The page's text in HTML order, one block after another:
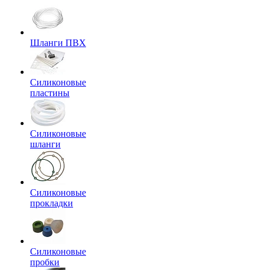
Шланги ПВХ
Силиконовые
пластины
Силиконовые
шланги
Силиконовые
прокладки
Силиконовые
пробки